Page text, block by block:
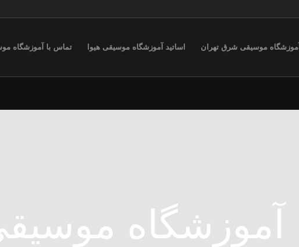
آموزشگاه موسیقی شرق تهران اساتید آموزشگاه موسیقی هیوا تماس با آموزشگاه
آموزشگاه موسیقی